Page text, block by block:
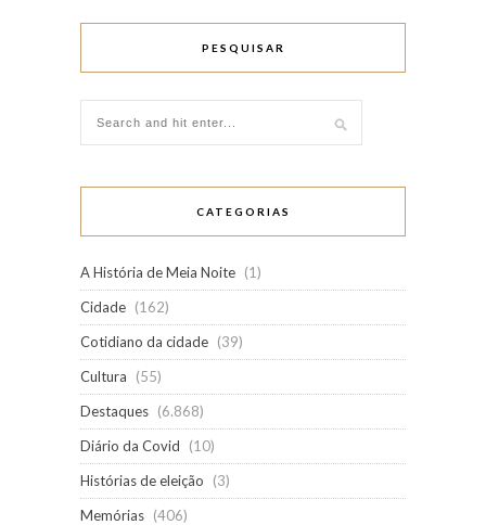
PESQUISAR
CATEGORIAS
A História de Meia Noite (1)
Cidade (162)
Cotidiano da cidade (39)
Cultura
(55)
Destaques (6.868)
Diário da Covid
(10)
Histórias de eleição
(3)
Memórias (406)